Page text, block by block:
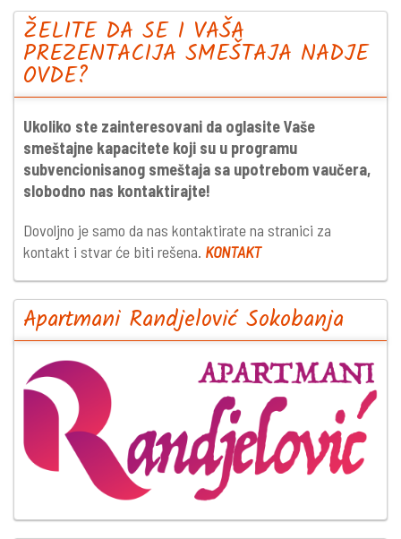
ŽELITE DA SE I VAŠA
PREZENTACIJA SMEŠTAJA NADJE
OVDE?
Ukoliko ste zainteresovani da oglasite Vaše
smeštajne kapacitete koji su u programu
subvencionisanog smeštaja sa upotrebom vaučera,
slobodno nas kontaktirajte!
Dovoljno je samo da nas kontaktirate na stranici za
kontakt i stvar će biti rešena. KONTAKT
Apartmani Randjelović Sokobanja